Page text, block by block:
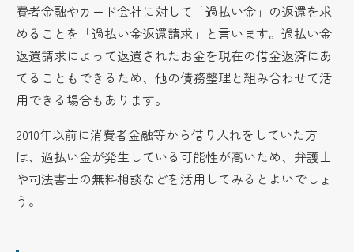
費者金融やカード会社に対して「過払い金」の返還を求
めることを「過払い金返還請求」と言います。過払い金
返還請求によって返還されたお金を現在の借金返済にあ
てることもできるため、他の債務整理と組み合わせて活
用できる場合もあります。
2010年以前に消費者金融等から借り入れをしていた方
は、過払い金が発生している可能性が高いため、弁護士
や司法書士の無料相談などを活用してみるとよいでしょ
う。